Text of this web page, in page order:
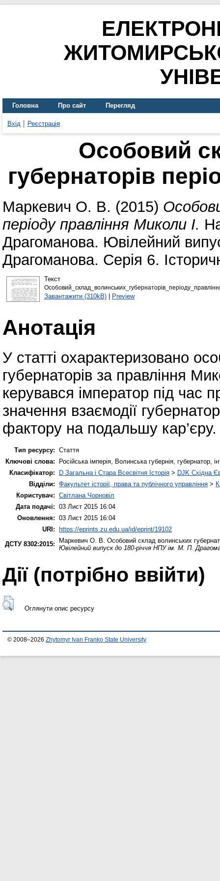
Головна Про сайт Перегляд
Вхід Реєстрація
Особовий
губернаторів
Маркевич О. В. (2015)
періоду правління Миколи І.
Драгоманова. Ювілейний
Драгоманова. Серія 6.
Текст
Завантажити (310kB)| Preview
Анотація
У статті охарактеризовано
губернаторів за правління
керувався імператор під час
значення взаємодії
фактору на подальшу кар’єру.
Тип ресурсу: Стаття
Ключові слова:
Російська імперія, Волинська губернія, губернатор,
Класифікатор:
D Загальна і Стара Всесвітня Історія > DJK Східна
Відділи: Факультет історії, права та публічного управління >
Користувач: Світлана Чорновіл
Дата подачі: 03 Лист 2015 16:04
Оновлення: 03 Лист 2015 16:04
URI: https://eprints.zu.edu.ua/id/eprint/19102
ДСТУ 8302:2015:
Маркевич О. В. Особовий склад волинських
Ювілейний випуск до 180-річчя НПУ ім. М. П.
Дії ​​(потрібно ввійти)
Оглянути опис ресурсу
© 2008–2026 Zhytomyr Ivan Franko State University